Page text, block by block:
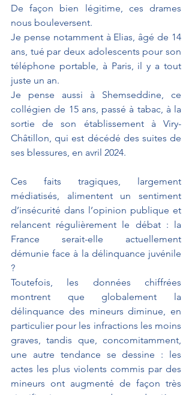
De façon bien légitime, ces drames
nous bouleversent.
Je pense notamment à Elias, âgé de 14
ans, tué par deux adolescents pour son
téléphone portable, à Paris, il y a tout
juste un an.
Je pense aussi à Shemseddine, ce
collégien de 15 ans, passé à tabac, à la
sortie de son établissement à Viry-
Châtillon, qui est décédé des suites de
ses blessures, en avril 2024.
Ces faits tragiques, largement
médiatisés, alimentent un sentiment
d’insécurité dans l’opinion publique et
relancent régulièrement le débat : la
France serait-elle actuellement
démunie face à la délinquance juvénile
?
Toutefois, les données chiffrées
montrent que globalement la
délinquance des mineurs diminue, en
particulier pour les infractions les moins
graves, tandis que, concomitamment,
une autre tendance se dessine : les
actes les plus violents commis par des
mineurs ont augmenté de façon très